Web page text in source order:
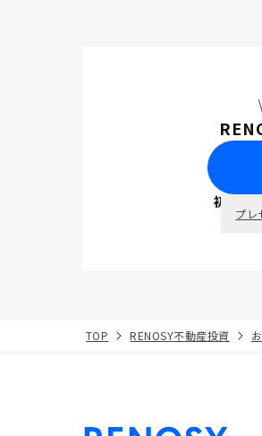
初回面談
プレ
TOP RENOSY不動産投資